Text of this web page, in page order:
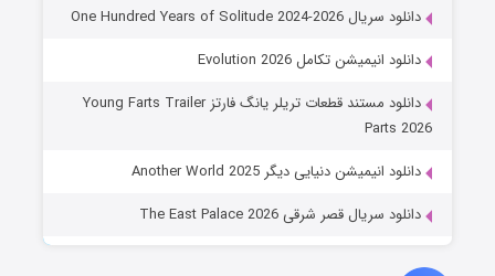
دانلود سریال One Hundred Years of Solitude 2024-2026
دانلود انیمیشن تکامل Evolution 2026
دانلود مستند قطعات تریلر یانگ فارتز Young Farts Trailer
Parts 2026
دانلود انیمیشن دنیایی دیگر Another World 2025
دانلود سریال قصر شرقی The East Palace 2026